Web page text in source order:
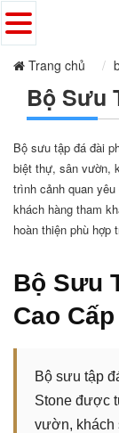
Trang chủ
Bộ Sưu
Bộ sưu tập đá đài
biệt thự, sân vườn,
trình cảnh quan
khách hàng tham
hoàn thiện phù hợp
Bộ Sưu
Cao Cấp
Bộ sưu tập
Stone được
vườn, khách